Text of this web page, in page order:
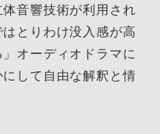
音響技術が利用され
とりわけ没入感が高
オーディオドラマに
して自由な解釈と情